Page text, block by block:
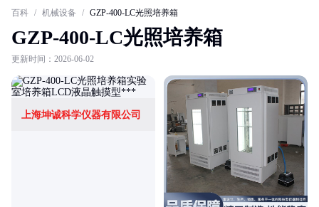
百科 / 机械设备 / GZP-400-LC光照培养箱
GZP-400-LC光照培养箱
更新时间：2026-06-02
上海坤诚科学仪器有限公司